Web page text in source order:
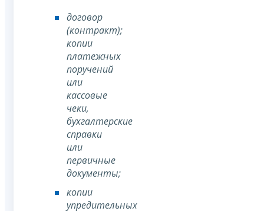
договор
(контракт);
копии
платежных
поручений
или
кассовые
чеки,
бухгалтерские
справки
или
первичные
документы;
копии
упредительных